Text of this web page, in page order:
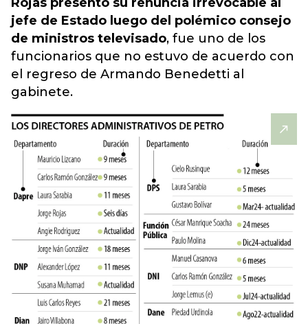
jefe de Estado luego del polémico consejo
de ministros televisado, fue uno de los
funcionarios que no estuvo de acuerdo con
el regreso de Armando Benedetti al
gabinete.